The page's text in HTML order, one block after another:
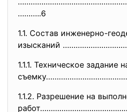
………..6
1.1. Состав инженерно-
изысканий
1.1.1. Техническое задание
1.1.2. Разрешение на